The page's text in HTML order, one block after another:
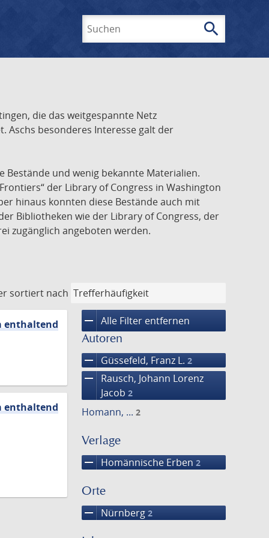
search
die das weitgespannte Netz
Aschs besonderes Interesse galt der
Bestände und wenig bekannte Materialien.
der Library of Congress in Washington
hinaus konnten diese Bestände auch mit
Bibliotheken wie der Library of Congress, der
zugänglich angeboten werden.
sortiert nach
remove Alle Filter entfernen
Autoren
remove Güssefeld, Franz L. 2
remove
Rausch, Johann Lorenz
Jacob 2
Homann, ... 2
Verlage
remove Homännische Erben 2
Orte
remove Nürnberg 2
enthaltend
enthaltend